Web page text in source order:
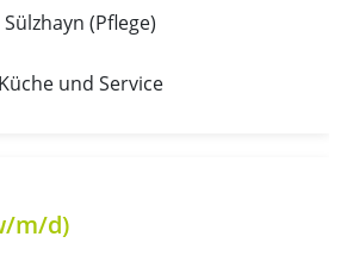
Sülzhayn (Pflege)
Küche und Service
m/d)